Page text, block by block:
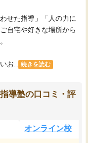
せた指導」「人の力に
自宅や好きな場所から
お... 続きを読む
導塾の口コミ・評
オンライン校